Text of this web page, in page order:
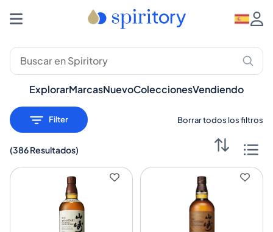
ExplorarMarcasNuevoColeccionesVendiendo
Filter Borrar todos los filtros
(386 Resultados)